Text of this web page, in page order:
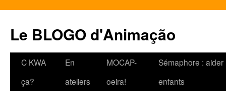
Le BLOGO d'Animação
Aller
C KWA
ça?
En
ateliers
MOCAP-
oeira!
Sémaphore : aider
enfants